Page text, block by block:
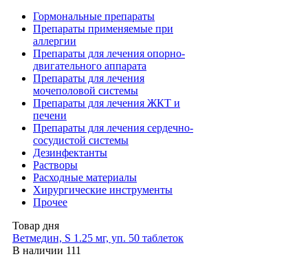
Гормональные препараты
Препараты применяемые при
аллергии
Препараты для лечения опорно-
двигательного аппарата
Препараты для лечения
мочеполовой системы
Препараты для лечения ЖКТ и
печени
Препараты для лечения сердечно-
сосудистой системы
Дезинфектанты
Растворы
Расходные материалы
Хирургические инструменты
Прочее
Товар дня
Ветмедин, S 1.25 мг, уп. 50 таблеток
В наличии 111